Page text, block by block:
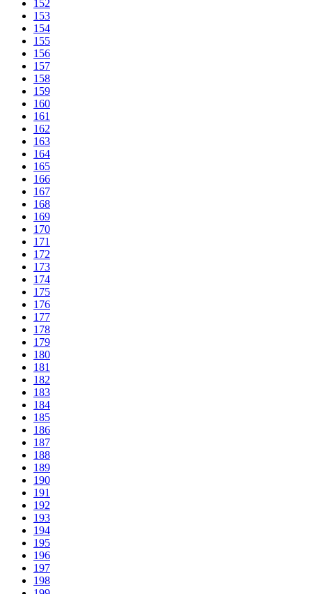
152
153
154
155
156
157
158
159
160
161
162
163
164
165
166
167
168
169
170
171
172
173
174
175
176
177
178
179
180
181
182
183
184
185
186
187
188
189
190
191
192
193
194
195
196
197
198